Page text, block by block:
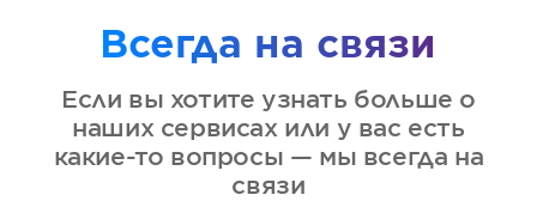
Всегда на связи
Если вы хотите узнать больше о
наших сервисах или у вас есть
какие-то вопросы — мы всегда на
связи